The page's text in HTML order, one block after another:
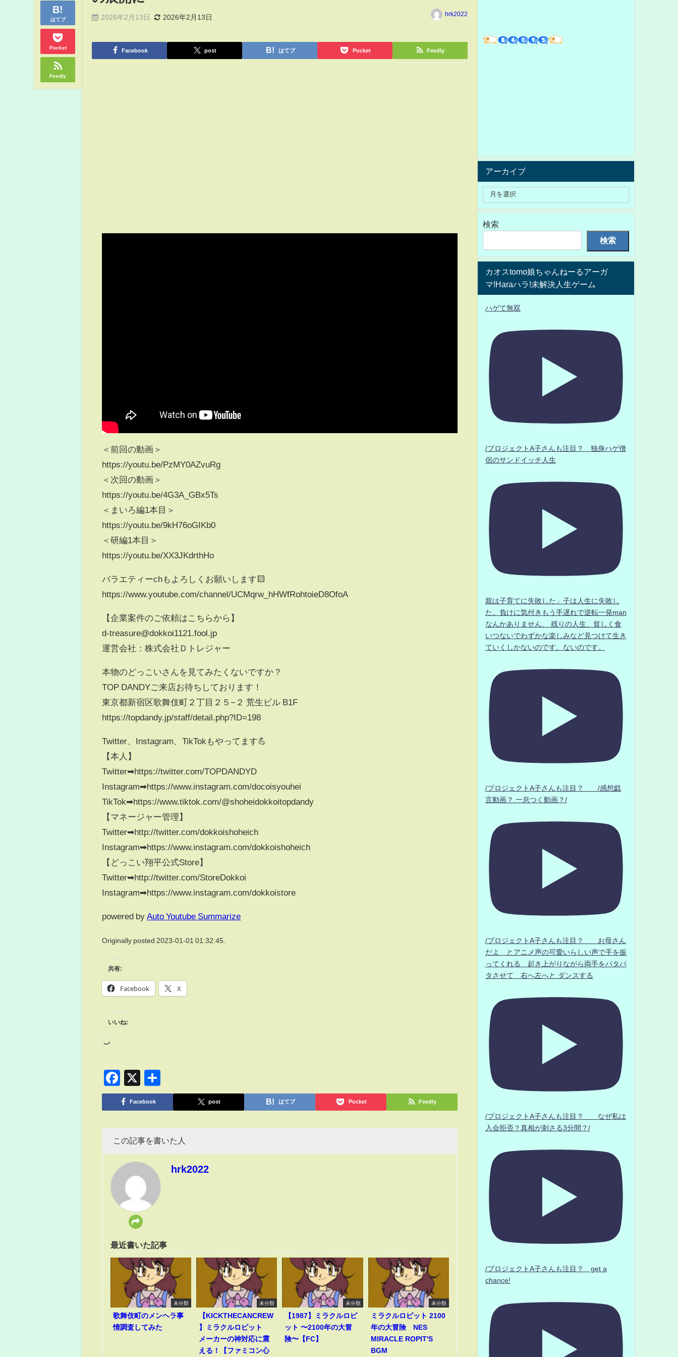
はてブ
Pocket
Feedly
2026年2月13日 2026年2月13日 hrk2022
Facebook post はてブ Pocket Feedly
＜前回の動画＞
https://youtu.be/PzMY0AZvuRg
＜次回の動画＞
https://youtu.be/4G3A_GBx5Ts
＜まいろ編1本目＞
https://youtu.be/9kH76oGIKb0
＜研編1本目＞
https://youtu.be/XX3JKdrthHo
バラエティーchもよろしくお願いします🟨
https://www.youtube.com/channel/UCMqrw_hHWfRohtoieD8OfoA
【企業案件のご依頼はこちらから】
d-treasure@dokkoi1121.fool.jp
運営会社：株式会社Ｄトレジャー
本物のどっこいさんを見てみたくないですか？
TOP DANDYご来店お待ちしております！
東京都新宿区歌舞伎町２丁目２５−２ 荒生ビル B1F
https://topdandy.jp/staff/detail.php?ID=198
Twitter、Instagram、TikTokもやってます💪
【本人】
Twitter➡︎https://twitter.com/TOPDANDYD
Instagram➡︎https://www.instagram.com/docoisyouhei
TikTok➡︎https://www.tiktok.com/@shoheidokkoitopdandy
【マネージャー管理】
Twitter➡︎http://twitter.com/dokkoishoheich
Instagram➡︎https://www.instagram.com/dokkoishoheich
【どっこい翔平公式Store】
Twitter➡︎http://twitter.com/StoreDokkoi
Instagram➡︎https://www.instagram.com/dokkoistore
powered by Auto Youtube Summarize
Originally posted 2023-01-01 01:32:45.
共有:
Facebook X
いいね:
Facebook
X
有
Facebook post はてブ Pocket Feedly
この記事を書いた人
hrk2022
最近書いた記事
未分類
歌舞伎町のメンヘラ事
情調査してみた
未分類
【KICKTHECANCREW
】ミラクルロピット
メーカーの神対応に震
える！【ファミコン心
未分類
【1987】ミラクルロピ
ット 〜2100年の大冒
険〜【FC】
未分類
ミラクルロピット 2100
年の大冒険 NES
MIRACLE ROPIT'S
BGM
アーカイブ
検索
検索
カオスtomo娘ちゃんねーるアーガ
マ!Haraハラ!未解決人生ゲーム
ハゲて無双
/プロジェクトA子さんも注目？ 独身ハゲ僧
侶のサンドイッチ人生
親は子育てに失敗した」子は人生に失敗し
た。負けに気付きもう手遅れで逆転一発man
なんかありません、 残りの人生、貧しく食
いつないでわずかな楽しみなど見つけて生き
ていくしかないのです。ないのです。
/プロジェクトA子さんも注目？ /感想戯
言動画？.一息つく動画？/
/プロジェクトA子さんも注目？ お母さん
だよ とアニメ声の可愛いらしい声で手を振
ってくれる 起き上がりながら両手をパタパ
タさせて 右へ左へと ダンスする
/プロジェクトA子さんも注目？ なぜ私は
入会拒否？真相が刺さる3分間？/
/プロジェクトA子さんも注目？ get a
chance!